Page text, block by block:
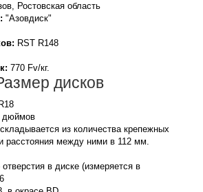
Ростовская область
"Азовдиск"
RST R148
770 Fv/кг.
дисков
дюймов
из количества крепежных
расстояния между ними в 112 мм.
в диске (измеряется в